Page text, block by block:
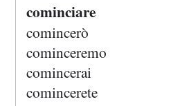
cominciare
comincerò
cominceremo
comincerai
comincerete